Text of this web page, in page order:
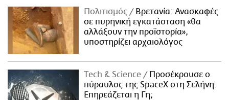
Πολιτισμός
Βρετανία: Ανασκαφές
σε πυρηνική εγκατάσταση «θα
αλλάξουν την προϊστορία»,
υποστηρίζει αρχαιολόγος
Τech & Science
Προσέκρουσε ο
πύραυλος της SpaceX στη Σελήνη:
Επηρεάζεται η Γη;